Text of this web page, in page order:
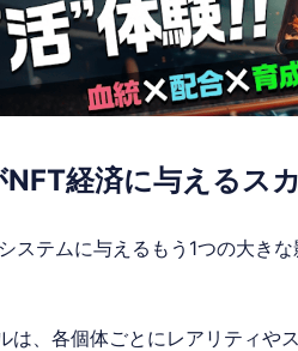
経済に与えるス
ステムに与えるもう1つの大き
は、各個体ごとにレアリティや